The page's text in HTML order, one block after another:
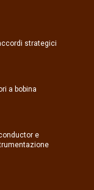
strategici
a bobina
e